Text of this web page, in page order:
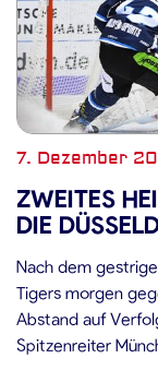
7. Dezember
ZWEITES
DIE
Nach dem
Tigers morgen
Abstand auf
Spitzenreiter